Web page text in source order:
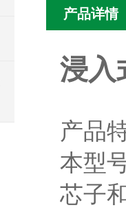
产品详情
浸入
产品
本型
芯子